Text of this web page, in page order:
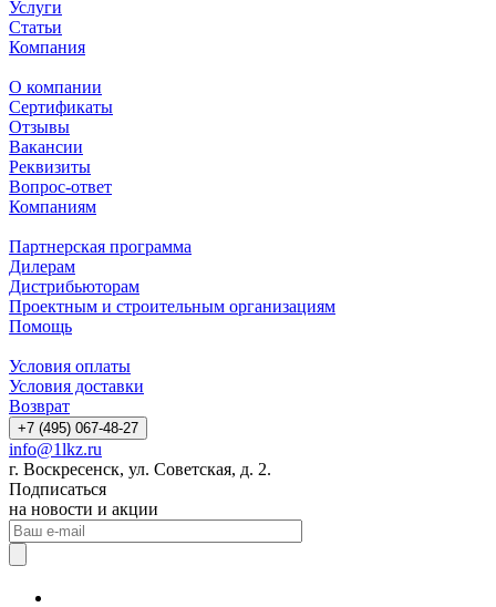
Услуги
Статьи
Компания
О компании
Сертификаты
Отзывы
Вакансии
Реквизиты
Вопрос-ответ
Компаниям
Партнерская программа
Дилерам
Дистрибьюторам
Проектным и строительным организациям
Помощь
Условия оплаты
Условия доставки
Возврат
+7 (495) 067-48-27
info@1lkz.ru
г. Воскресенск, ул. Советская, д. 2.
Подписаться
на новости и акции